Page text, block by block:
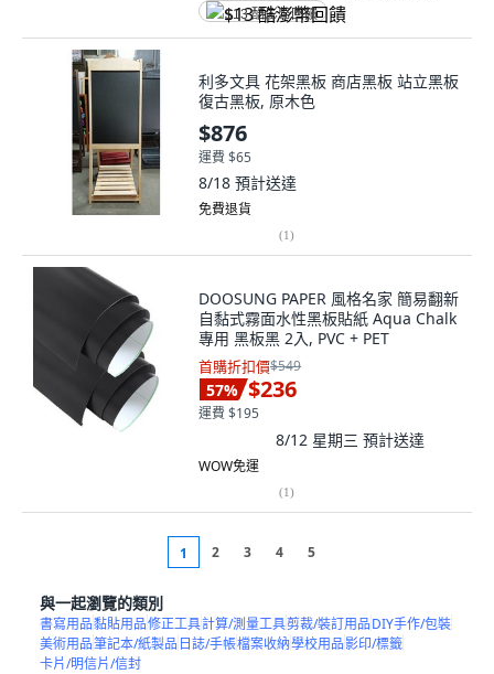
$13 酷澎幣回饋
利多文具 花架黑板 商店黑板 站立黑板
復古黑板, 原木色
$876
運費 $65
8/18 預計送達
免費退貨
(1)
DOOSUNG PAPER 風格名家 簡易翻新
自黏式霧面水性黑板貼紙 Aqua Chalk
專用 黑板黑 2入, PVC + PET
首購折扣價$549
57% $236
運費 $195
8/12 星期三 預計送達
WOW免運
(1)
1 2 3 4 5
與一起瀏覽的類別
書寫用品黏貼用品修正工具計算/測量工具剪裁/裝訂用品DIY手作/包裝
美術用品筆記本/紙製品 日誌/手帳檔案收納學校用品影印/標籤
卡片/明信片/信封